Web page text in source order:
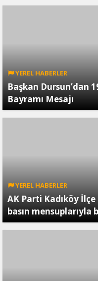
YEREL HABERLER
Başkan Dursun’dan
Bayramı Mesajı
YEREL HABERLER
AK Parti Kadıköy
basın mensuplarıyla